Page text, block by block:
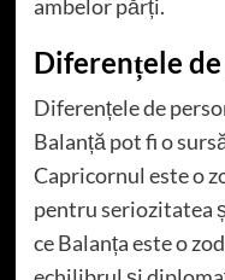
ambelor părți.
Diferențele
Diferențele de
Balanță pot fi o
Capricornul este o
pentru seriozitatea
ce Balanța este o